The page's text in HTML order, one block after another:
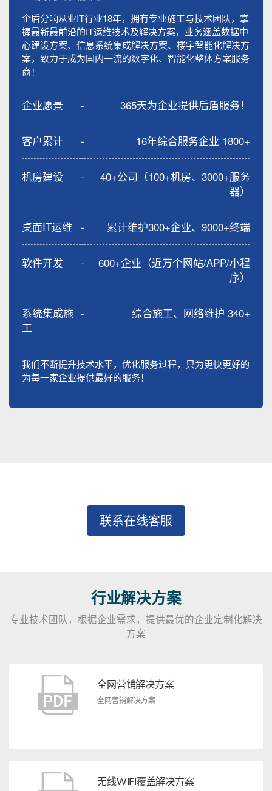
企盾分响从业IT行业18年，拥有专业施工与技术团队，掌
握最新最前沿的IT运维技术及解决方案，业务涵盖数据中
心建设方案、信息系统集成解决方案、楼宇智能化解决方
案，致力于成为国内一流的数字化、智能化整体方案服务
商！
企业愿景 - 365天为企业提供后盾服务！
客户累计 - 16年综合服务企业 1800+
机房建设 -
40+公司（100+机房、3000+服务
器）
桌面IT运维 - 累计维护300+企业、9000+终端
软件开发 -
600+企业（近万个网站/APP/小程
序）
系统集成施
工
- 综合施工、网络维护 340+
我们不断提升技术水平，优化服务过程，只为更快更好的
为每一家企业提供最好的服务！
联系在线客服
行业解决方案
专业技术团队，根据企业需求，提供最优的企业定制化解决
方案
全网营销解决方案
全网营销解决方案
无线WIFI覆盖解决方案